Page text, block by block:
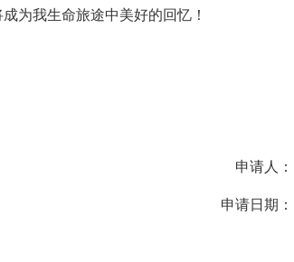
为我生命旅途中美好的回忆！
申请人：
申请日期：